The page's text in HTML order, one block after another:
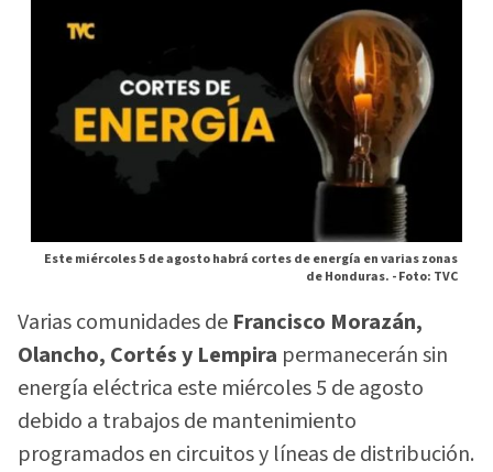
Este miércoles 5 de agosto habrá cortes de energía en varias zonas
de Honduras. -Foto: TVC
Varias comunidades de Francisco Morazán,
Olancho, Cortés y Lempira permanecerán sin
energía eléctrica este miércoles 5 de agosto
debido a trabajos de mantenimiento
programados en circuitos y líneas de distribución.